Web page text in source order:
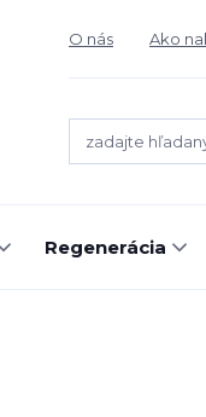
O nás Ako
Regenerácia